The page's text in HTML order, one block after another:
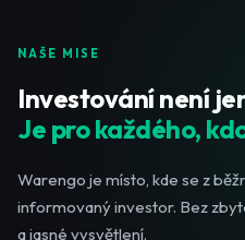
NAŠE MISE
Investování není
Je pro každého,
Warengo je místo, kde se z
informovaný investor. Bez
a jasné vysvětlení.